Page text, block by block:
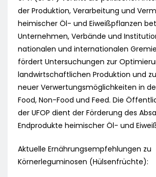
der Produktion, Verarbeitung und
heimischer Öl- und Eiweißpflanzen
Unternehmen, Verbände und
nationalen und internationalen
fördert Untersuchungen zur
landwirtschaftlichen Produktion und
neuer Verwertungsmöglichkeiten in
Food, Non-Food und Feed. Die
der UFOP dient der Förderung des
Endprodukte heimischer Öl- und
Aktuelle Ernährungsempfehlungen zu
Körnerleguminosen (Hülsenfrüchte):